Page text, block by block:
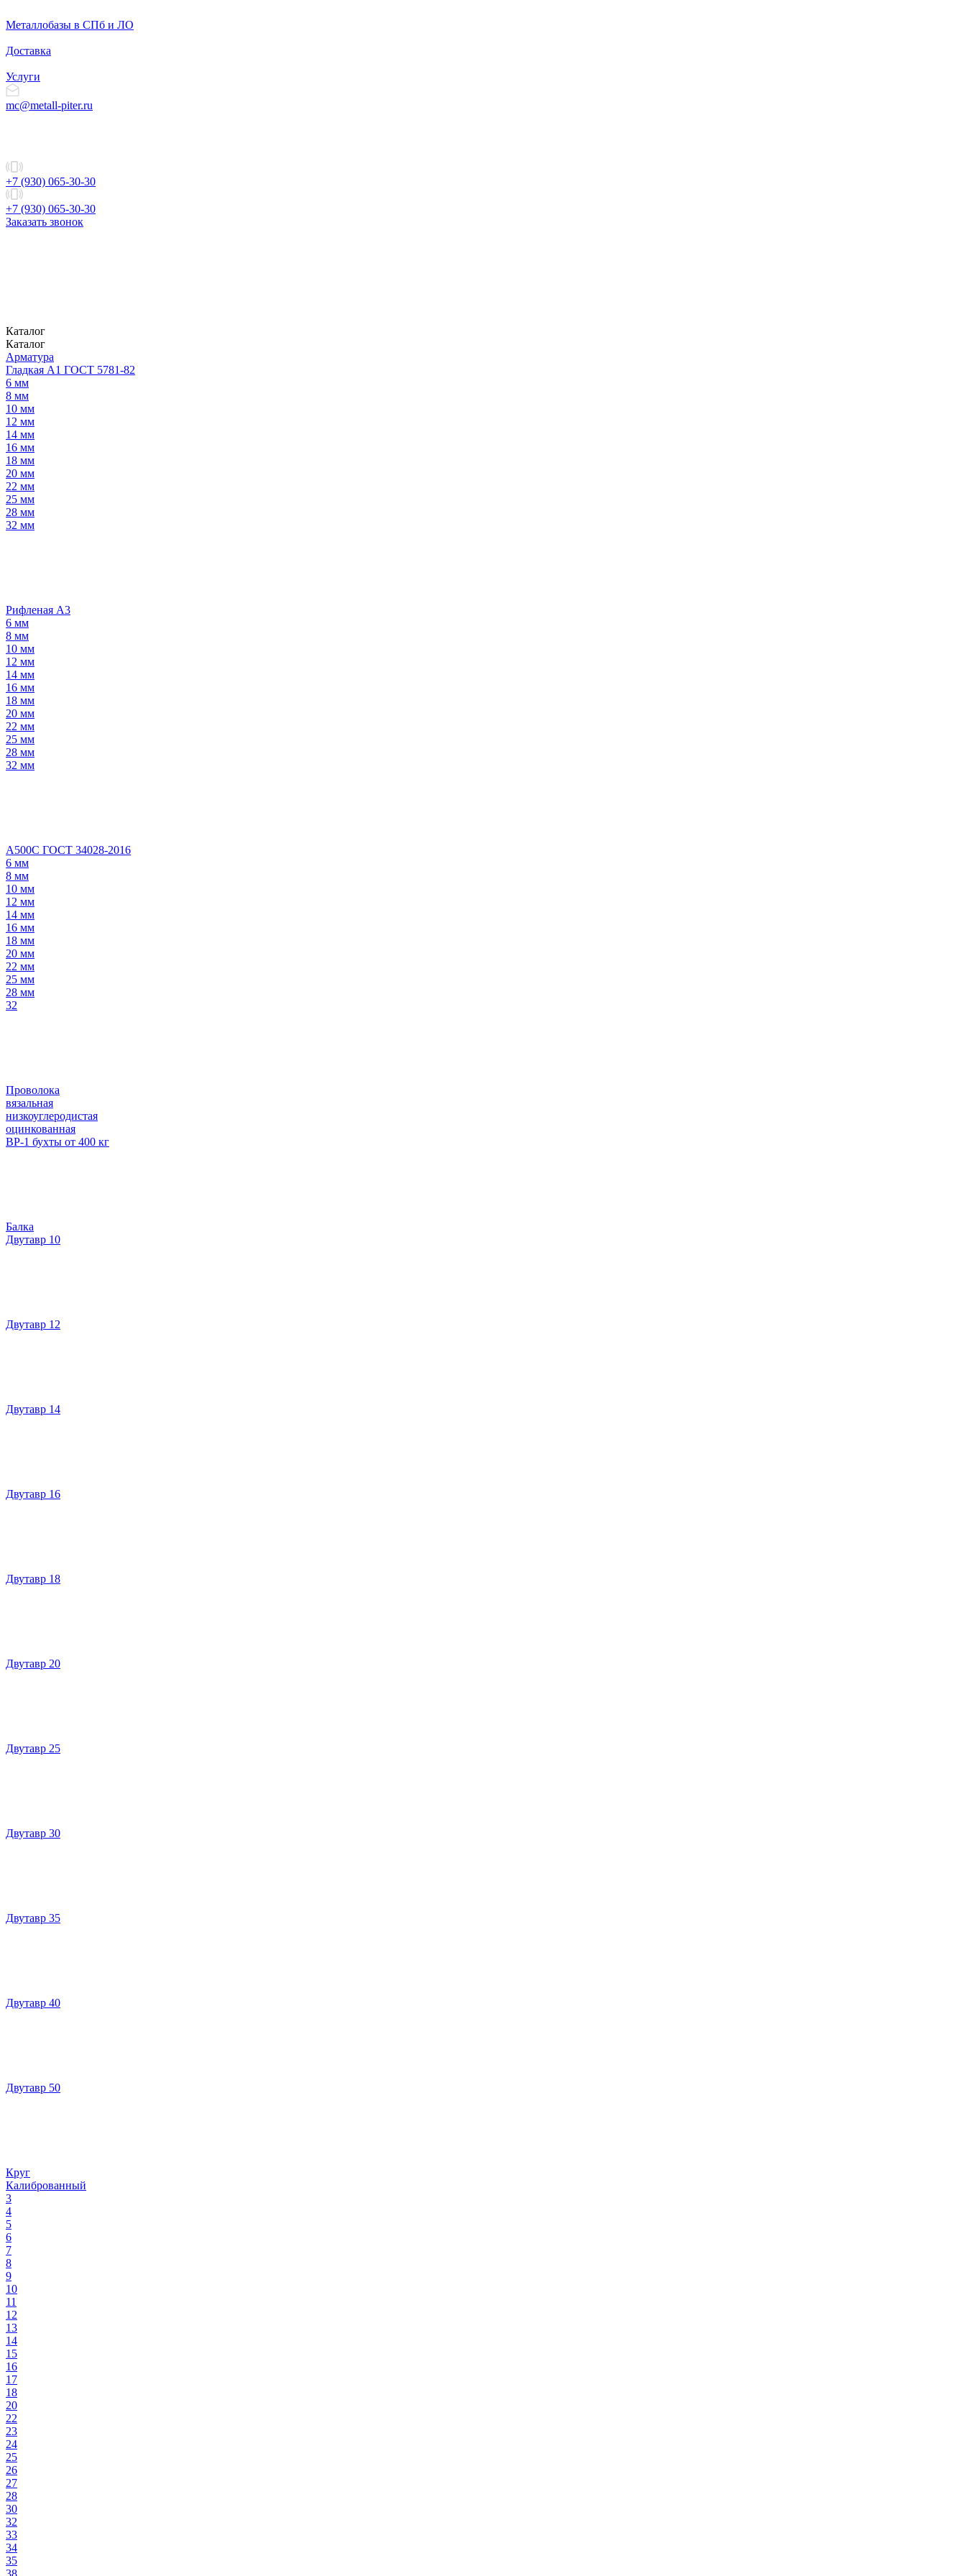
Металлобазы в СПб и ЛО
Доставка
Услуги
mc@metall-piter.ru
+7 (930) 065-30-30
+7 (930) 065-30-30
Заказать звонок
Каталог
Каталог
Арматура
Гладкая А1 ГОСТ 5781-82
6 мм
8 мм
10 мм
12 мм
14 мм
16 мм
18 мм
20 мм
22 мм
25 мм
28 мм
32 мм
Рифленая А3
6 мм
8 мм
10 мм
12 мм
14 мм
16 мм
18 мм
20 мм
22 мм
25 мм
28 мм
32 мм
А500С ГОСТ 34028-2016
6 мм
8 мм
10 мм
12 мм
14 мм
16 мм
18 мм
20 мм
22 мм
25 мм
28 мм
32
Проволока
вязальная
низкоуглеродистая
оцинкованная
ВР-1 бухты от 400 кг
Балка
Двутавр 10
Двутавр 12
Двутавр 14
Двутавр 16
Двутавр 18
Двутавр 20
Двутавр 25
Двутавр 30
Двутавр 35
Двутавр 40
Двутавр 50
Круг
Калиброванный
3
4
5
6
7
8
9
10
11
12
13
14
15
16
17
18
20
22
23
24
25
26
27
28
30
32
33
34
35
38